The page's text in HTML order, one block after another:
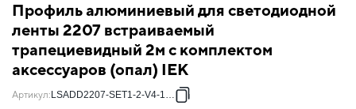
10. Светотехника
10.01 Источники света
10.01.02 Лента светодиодная
10.01.02.04 Профиль алюминиевый
Профиль алюминиевый для светодиодной
ленты 2207 встраиваемый
трапециевидный 2м с комплектом
аксессуаров (опал) IEK
Артикул: LSADD2207-SET1-2-V4-1-08